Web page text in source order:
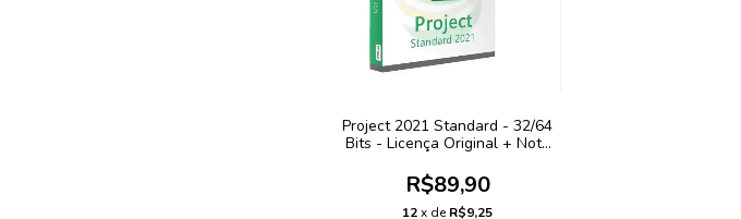
Project 2021 Standard - 32/64
Bits - Licença Original + Nota
R$89,90
12 x deR$9,25